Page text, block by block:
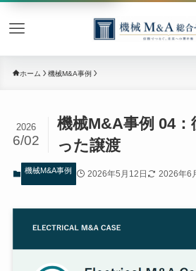
ホーム 機械M&A事例
機械M&A事例 04
った譲渡
2026
6/02
機械M&A事例 2026年5月12日 2026年6